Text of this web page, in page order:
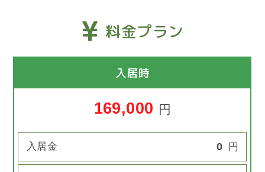
料金プラン
入居時
169,000 円
入居金 0 円